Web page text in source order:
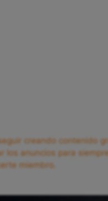
creando contenido
los anuncios para
miembro.